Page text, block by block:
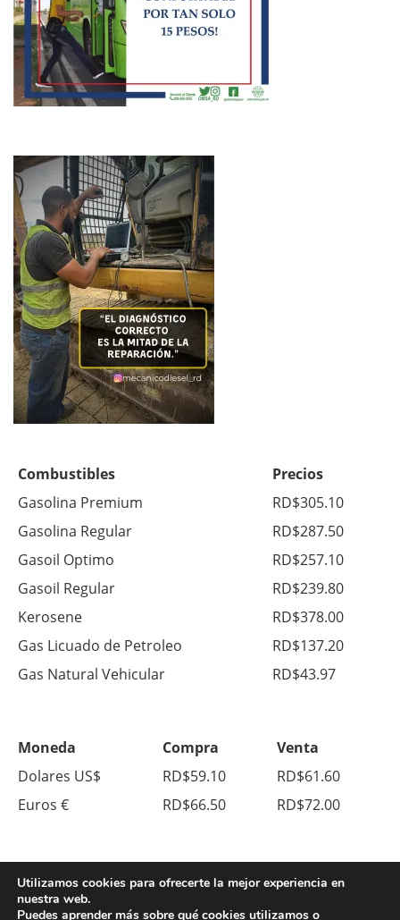
Combustibles
Precios
Gasolina Premium
RD$305.10
Gasolina Regular
RD$287.50
Gasoil Optimo
RD$257.10
Gasoil Regular
RD$239.80
Kerosene
RD$378.00
Gas Licuado de Petroleo
RD$137.20
Gas Natural Vehicular
RD$43.97
Moneda Compra
Venta
Dolares US$
RD$59.10
RD$61.60
Euros €
RD$66.50 RD$72.00
Utilizamos cookies para ofrecerte la mejor experiencia en
nuestra web.
Puedes aprender más sobre qué cookies utilizamos o